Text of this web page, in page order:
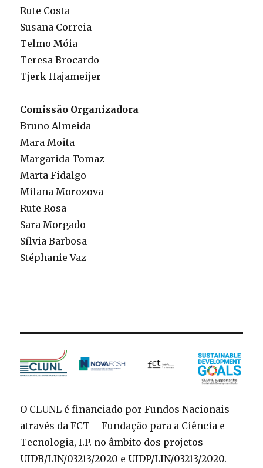
Rute Costa
Susana Correia
Telmo Móia
Teresa Brocardo
Tjerk Hajameijer
Comissão Organizadora
Bruno Almeida
Mara Moita
Margarida Tomaz
Marta Fidalgo
Milana Morozova
Rute Rosa
Sara Morgado
Sílvia Barbosa
Stéphanie Vaz
O CLUNL é financiado por Fundos Nacionais
através da FCT – Fundação para a Ciência e
Tecnologia, I.P. no âmbito dos projetos
UIDB/LIN/03213/2020 e UIDP/LIN/03213/2020.